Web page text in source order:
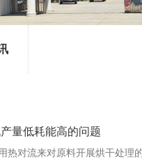
量低耗能高的问题
热对流来对原料开展烘干处